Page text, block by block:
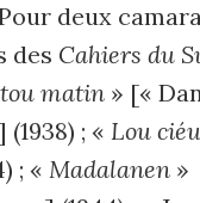
deux
des Cahiers du
matin » [«
; « Lou
; « Madalanen »